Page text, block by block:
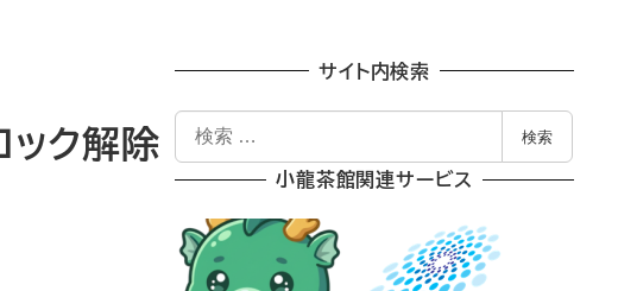
ク解除
サイト内検索
索
検索
小龍茶館関連サービス